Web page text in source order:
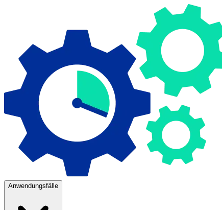
Anwendungsfälle